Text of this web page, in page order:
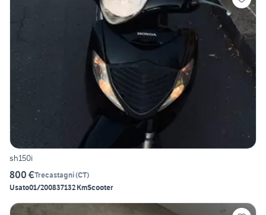
sh150i
800 €Trecastagni(CT)
Usato01/200837132 KmScooter